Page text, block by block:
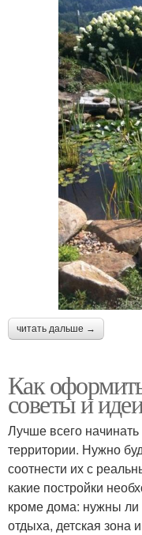
читать дальше →
Как
советы и
Лучше всего
территории. Нужно
соотнести их с
какие постройки
кроме дома: нужны ли
отдыха, детская зона